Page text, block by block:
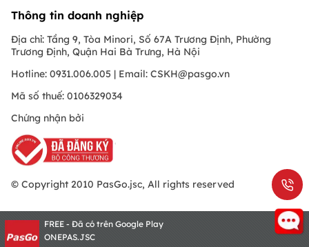
Thông tin doanh nghiệp
Địa chỉ: Tầng 9, Tòa Minori, Số 67A Trương Định, Phường
Trương Định, Quận Hai Bà Trưng, Hà Nội
Hotline: 0931.006.005 | Email: CSKH@pasgo.vn
Mã số thuế: 0106329034
Chứng nhận bởi
© Copyright 2010 PasGo.jsc, All rights reserved
FREE - Đã có trên Google Play
ONEPAS.JSC